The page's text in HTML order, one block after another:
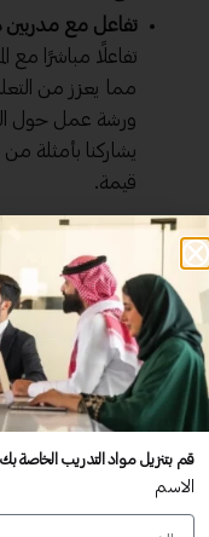
تفاعل مع مدربين
تفاعلًا مباشرًا مع
مما يعزز من
ورشة عمل حول
يشاركنا بأمثلة من
قيمة.
زيادة فهم
إحدى الفوائد المهمة
على زيادة فهم المفاهيم
فإن وضوح الفهم يمثل
كيف تحقق الحقائب
تبسيط المعلومات
يركز المدربون
قم بتنزيل مواد التدريب الخاصة
الاسم